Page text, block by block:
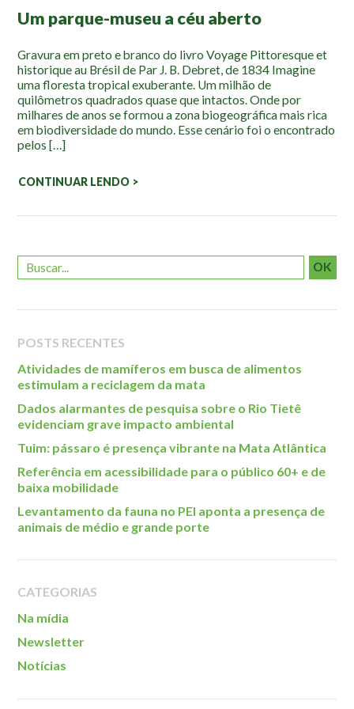
Fauna e Flora
Aranhas
Anta
Palmeira Juçara
Bugio
Borboletas
Atividades
Educação Ambiental
Roteiro da monitoria
Trilhas
Terceira Idade
Inclusão Social
Blog
Newsletter
Notícias
Contato
Contato
Como chegar
Perguntas frequentes
Um parque-museu a céu aberto
Gravura em preto e branco do livro Voyage Pittoresque et
historique au Brésil de Par J. B. Debret, de 1834 Imagine
uma floresta tropical exuberante. Um milhão de
quilômetros quadrados quase que intactos. Onde por
milhares de anos se formou a zona biogeográfica mais rica
em biodiversidade do mundo. Esse cenário foi o encontrado
pelos […]
CONTINUAR LENDO >
OK
POSTS RECENTES
Atividades de mamíferos em busca de alimentos
estimulam a reciclagem da mata
Dados alarmantes de pesquisa sobre o Rio Tietê
evidenciam grave impacto ambiental
Tuim: pássaro é presença vibrante na Mata Atlântica
Referência em acessibilidade para o público 60+ e de
baixa mobilidade
Levantamento da fauna no PEI aponta a presença de
animais de médio e grande porte
CATEGORIAS
Na mídia
Newsletter
Notícias